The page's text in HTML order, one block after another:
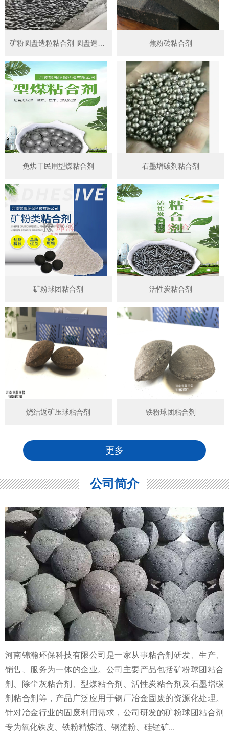
焦粉砖粘合剂
免烘干民用型煤粘合剂 石墨增碳剂粘合剂
矿粉球团粘合剂 活性炭粘合剂
烧结返矿压球粘合剂 铁粉球团粘合剂
更多
公司简介
河南锦瀚环保科技有限公司是一家从事粘合剂研发、生产、
销售、服务为一体的企业。公司主要产品包括矿粉球团粘合
剂、除尘灰粘合剂、型煤粘合剂、活性炭粘合剂及石墨增碳
剂粘合剂等，产品广泛应用于钢厂冶金固废的资源化处理。
针对冶金行业的固废利用需求，公司研发的矿粉球团粘合剂
专为氧化铁皮、铁粉精炼渣、钢渣粉、硅锰矿...